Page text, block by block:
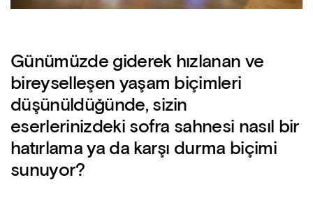
Günümüzde giderek hızlanan ve
bireyselleşen yaşam biçimleri
düşünüldüğünde, sizin
eserlerinizdeki sofra sahnesi nasıl bir
hatırlama ya da karşı durma biçimi
sunuyor?